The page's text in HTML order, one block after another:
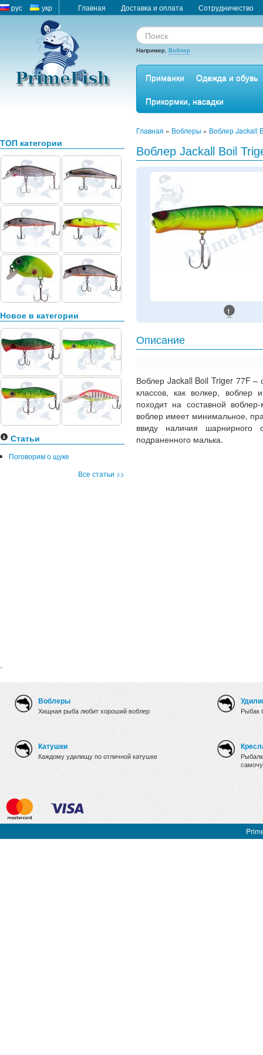
рус укр Главная Доставка и оплата Сотрудничество
Например, Воблер
Приманки
Одежда и обувь
Прикормки, насадки
ТОП категории
Новое в категории
Статьи
Поговорим о щуке
Все статьи >>
.
Главная » Воблеры » Воблер Jackall
Воблер Jackall Boil
1
Описание
Воблер Jackall Boil Triger 77F –
классов, как волкер,
походит на составной
воблер имеет минимальное,
ввиду наличия шарнирного
подраненного малька.
Воблеры
Хищная рыба любит хороший воблер
Катушки
Каждому удилищу по отличной катушке
Рыбак